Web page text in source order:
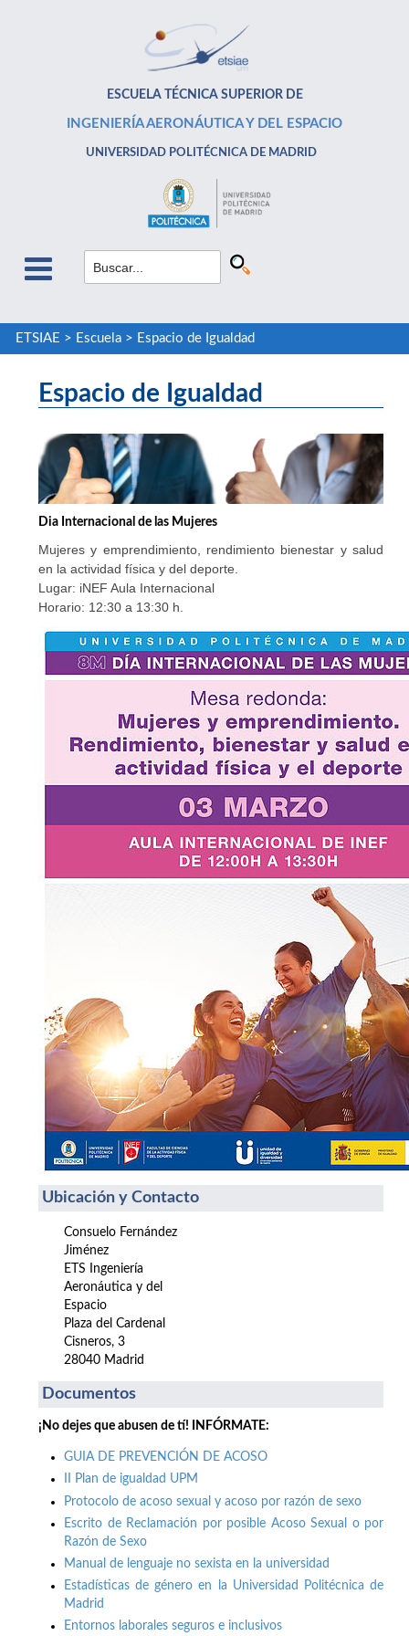
ESCUELA TÉCNICA SUPERIOR DE
INGENIERÍA AERONÁUTICA Y DEL ESPACIO
UNIVERSIDAD POLITÉCNICA DE MADRID
ETSIAE > Escuela> Espacio de Igualdad
Espacio de Igualdad
Dia Internacional de las Mujeres
Mujeres y emprendimiento, rendimiento bienestar y salud
en la actividad física y del deporte.
Lugar: iNEF Aula Internacional
Horario: 12:30 a 13:30 h.
Ubicación y Contacto
Consuelo Fernández
Jiménez
ETS Ingeniería
Aeronáutica y del
Espacio
Plaza del Cardenal
Cisneros, 3
28040 Madrid
Documentos
¡No dejes que abusen de tí! INFÓRMATE:
GUIA DE PREVENCIÓN DE ACOSO
II Plan de igualdad UPM
Protocolo de acoso sexual y acoso por razón de sexo
Escrito de Reclamación por posible Acoso Sexual o por
Razón de Sexo
Manual de lenguaje no sexista en la universidad
Estadísticas de género en la Universidad Politécnica de
Madrid
Entornos laborales seguros e inclusivos